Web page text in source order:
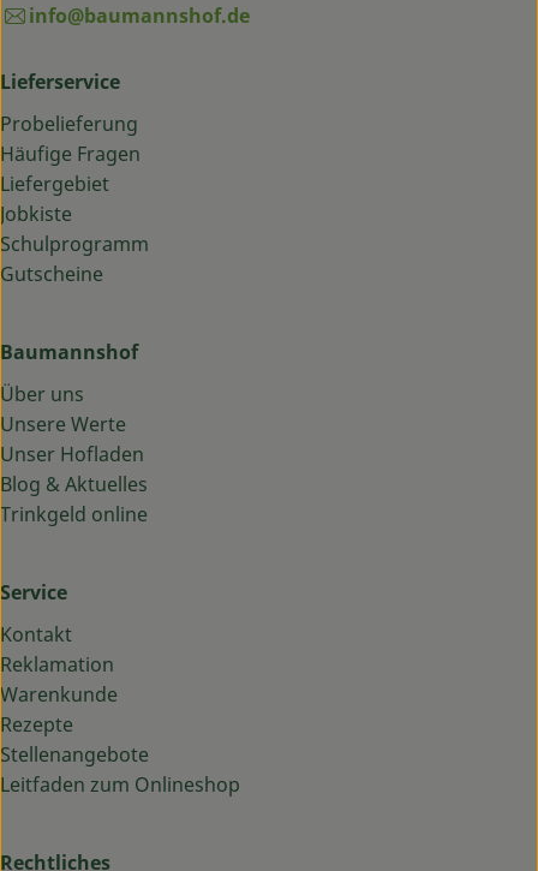
info@baumannshof.de
Lieferservice
Probelieferung
Häufige Fragen
Liefergebiet
Jobkiste
Schulprogramm
Gutscheine
Baumannshof
Über uns
Unsere Werte
Unser Hofladen
Blog & Aktuelles
Trinkgeld online
Service
Kontakt
Reklamation
Warenkunde
Rezepte
Stellenangebote
Leitfaden zum Onlineshop
Rechtliches